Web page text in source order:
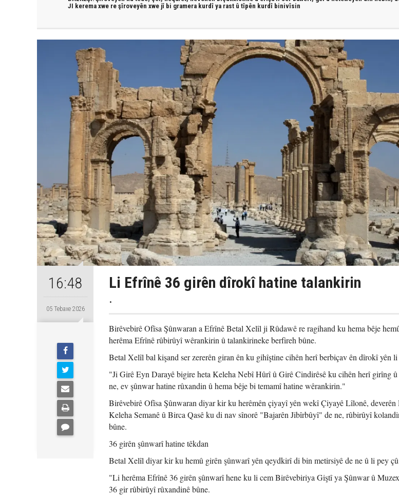
JI kerema xwe re şîroveyên xwe jî bi gramera kurdî ya rast û tîpên kurdî binivîsin
16:48
05 Tebaxe 2026
Li Efrînê 36 girên dîrokî hatine talankirin
.
Birêvebirê Ofîsa Şûnwaran a Efrînê Betal Xelîl ji Rûdawê re ragihand ku hema bêje
herêma Efrînê rûbirûyî wêrankirin û talankirineke berfireh bûne.
Betal Xelîl bal kişand ser zererên giran ên ku gihîştine cihên herî berbiçav ên dîrokî yên li
"Ji Girê Eyn Darayê bigire heta Keleha Nebî Hûrî û Girê Cindirêsê ku cihên herî girîng
ne, ev şûnwar hatine rûxandin û hema bêje bi temamî hatine wêrankirin."
Birêvebirê Ofîsa Şûnwaran diyar kir ku herêmên çiyayî yên wekî Çiyayê Lîlonê,
Keleha Semanê û Birca Qasê ku di nav sînorê "Bajarên Jibîrbûyî" de ne, rûbirûyî
bûne.
36 girên şûnwarî hatine têkdan
Betal Xelîl diyar kir ku hemû girên şûnwarî yên qeydkirî di bin metirsiyê de ne û li pey
"Li herêma Efrînê 36 girên şûnwarî hene ku li cem Birêvebiriya Giştî ya Şûnwar û
36 gir rûbirûyî rûxandinê bûne.